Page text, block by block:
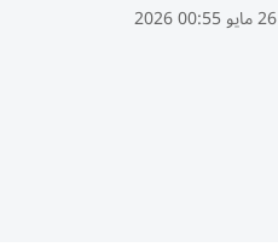
26 مايو 00:55 2026